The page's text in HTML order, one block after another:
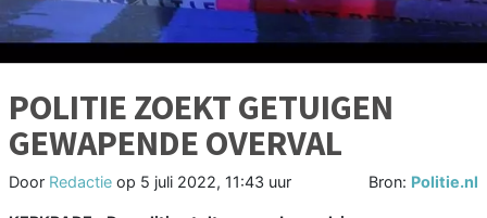
POLITIE ZOEKT GETUIGEN
GEWAPENDE OVERVAL
Door Redactie op 5 juli 2022, 11:43 uur Bron: Politie.nl